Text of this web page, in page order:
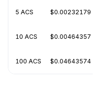
5 ACS $0.00232179
10 ACS $0.00464357
100 ACS $0.04643574